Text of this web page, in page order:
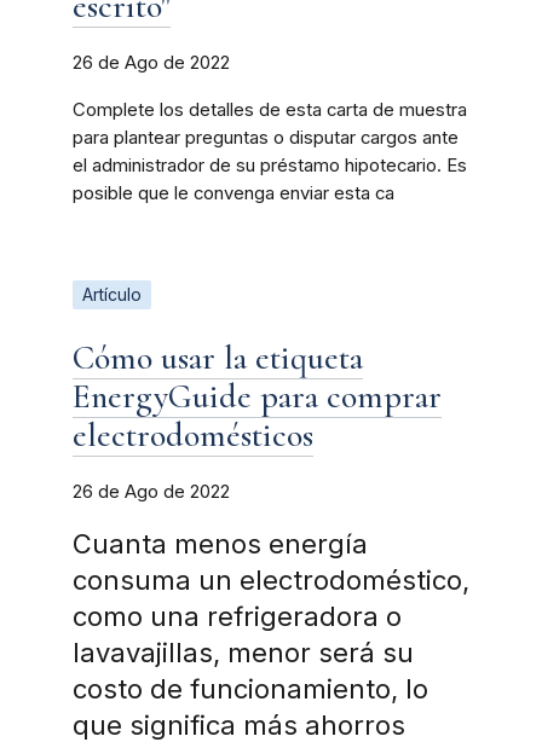
26 de Ago de 2022
Complete los detalles de esta carta de muestra
para plantear preguntas o disputar cargos ante
el administrador de su préstamo hipotecario. Es
posible que le convenga enviar esta ca
Artículo
Cómo usar la etiqueta
EnergyGuide para comprar
electrodomésticos
26 de Ago de 2022
Cuanta menos energía
consuma un electrodoméstico,
como una refrigeradora o
lavavajillas, menor será su
costo de funcionamiento, lo
que significa más ahorros